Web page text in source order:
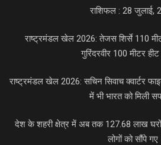
राशिफल : 28 जुलाई,
राष्ट्रमंडल खेल 2026: तेजस शिर्से 110
गुरिंदरवीर 100 मीटर
राष्ट्रमंडल खेल 2026: सचिन सिवाच क्वार्टर
में भी भारत को मिली
देश के शहरी क्षेत्र में अब तक 127.68 लाख
लोगों को सौंपे गए